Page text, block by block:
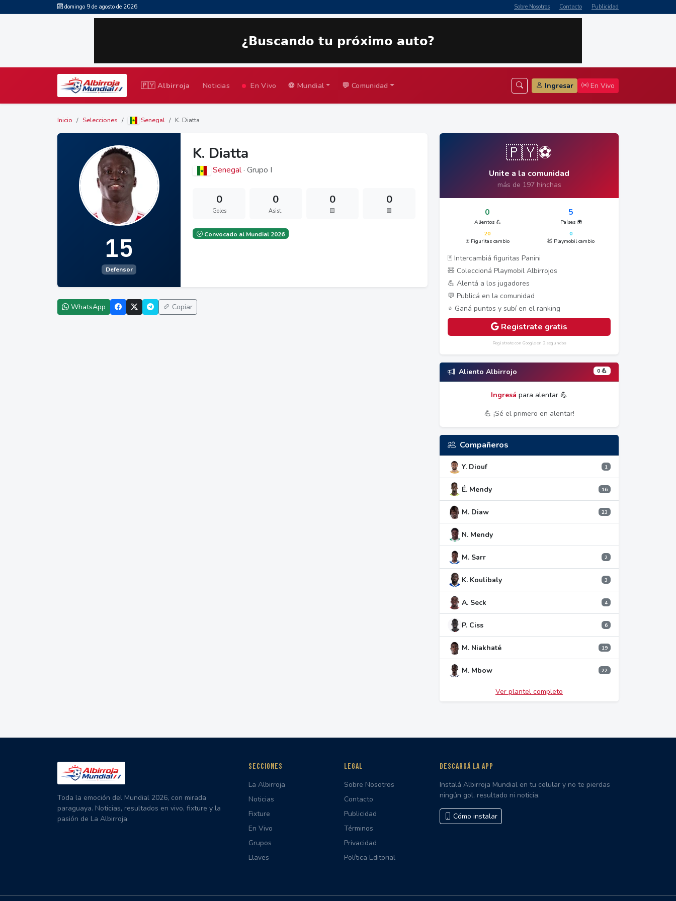
domingo 9 de agosto de 2026 Sobre Nosotros Contacto Publicidad
🇵🇾 Albirroja Noticias En Vivo ⚽ Mundial 💬 Comunidad Ingresar En Vivo
Inicio Selecciones Senegal K. Diatta
15
Defensor
K. Diatta
Senegal· Grupo I
0
Goles
0
Asist.
0
🟨
0
🟥
Convocado al Mundial 2026
WhatsApp Copiar
🇵🇾⚽
Unite a la comunidad
más de 197 hinchas
0
Alientos 💪
5
Países 🌍
20
🃏 Figuritas cambio
0
🧸 Playmobil cambio
🃏 Intercambiá figuritas Panini
🧸 Coleccioná Playmobil Albirrojos
💪 Alentá a los jugadores
💬 Publicá en la comunidad
⭐ Ganá puntos y subí en el ranking
Registrate gratis
Registrate con Google en 2 segundos
Aliento Albirrojo 0 💪
Ingresá para alentar 💪
💪 ¡Sé el primero en alentar!
Compañeros
Y. Diouf 1
É. Mendy 16
M. Diaw 23
N. Mendy
M. Sarr 2
K. Koulibaly 3
A. Seck 4
P. Ciss 6
M. Niakhaté 19
M. Mbow 22
Ver plantel completo
Toda la emoción del Mundial 2026, con mirada
paraguaya. Noticias, resultados en vivo, fixture y la
pasión de La Albirroja.
SECCIONES
La Albirroja
Noticias
Fixture
En Vivo
Grupos
Llaves
LEGAL
Sobre Nosotros
Contacto
Publicidad
Términos
Privacidad
Política Editorial
DESCARGÁ LA APP
Instalá Albirroja Mundial en tu celular y no te pierdas
ningún gol, resultado ni noticia.
Cómo instalar